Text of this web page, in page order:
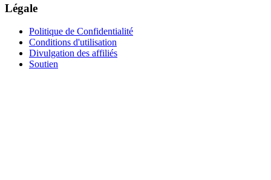
Légale
Politique de Confidentialité
Conditions d'utilisation
Divulgation des affiliés
Soutien